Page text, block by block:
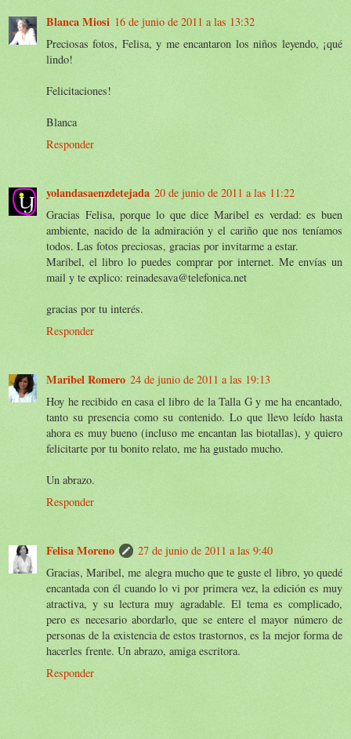
Blanca Miosi 16 de junio de 2011 a las 13:32
Preciosas fotos, Felisa, y me encantaron los niños leyendo, ¡qué
lindo!
Felicitaciones!
Blanca
Responder
yolandasaenzdetejada 20 de junio de 2011 a las 11:22
Gracias Felisa, porque lo que dice Maribel es verdad: es buen
ambiente, nacido de la admiración y el cariño que nos teníamos
todos. Las fotos preciosas, gracias por invitarme a estar.
Maribel, el libro lo puedes comprar por internet. Me envías un
mail y te explico: reinadesava@telefonica.net
gracias por tu interés.
Responder
Maribel Romero 24 de junio de 2011 a las 19:13
Hoy he recibido en casa el libro de la Talla G y me ha encantado,
tanto su presencia como su contenido. Lo que llevo leído hasta
ahora es muy bueno (incluso me encantan las biotallas), y quiero
felicitarte por tu bonito relato, me ha gustado mucho.
Un abrazo.
Responder
Felisa Moreno
27 de junio de 2011 a las 9:40
Gracias, Maribel, me alegra mucho que te guste el libro, yo quedé
encantada con él cuando lo vi por primera vez, la edición es muy
atractiva, y su lectura muy agradable. El tema es complicado,
pero es necesario abordarlo, que se entere el mayor número de
personas de la existencia de estos trastornos, es la mejor forma de
hacerles frente. Un abrazo, amiga escritora.
Responder